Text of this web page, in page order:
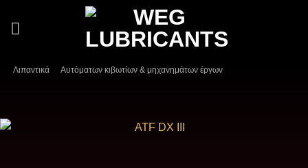
στο
Λιπαντικά Αυτόματων κιβωτίων & μηχανημάτων έργων